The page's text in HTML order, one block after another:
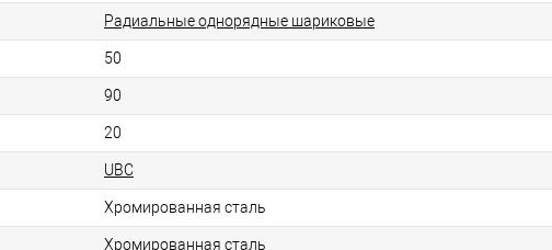
Радиальные однорядные шариковые
50
90
20
UBC
Хромированная сталь
Хромированная сталь